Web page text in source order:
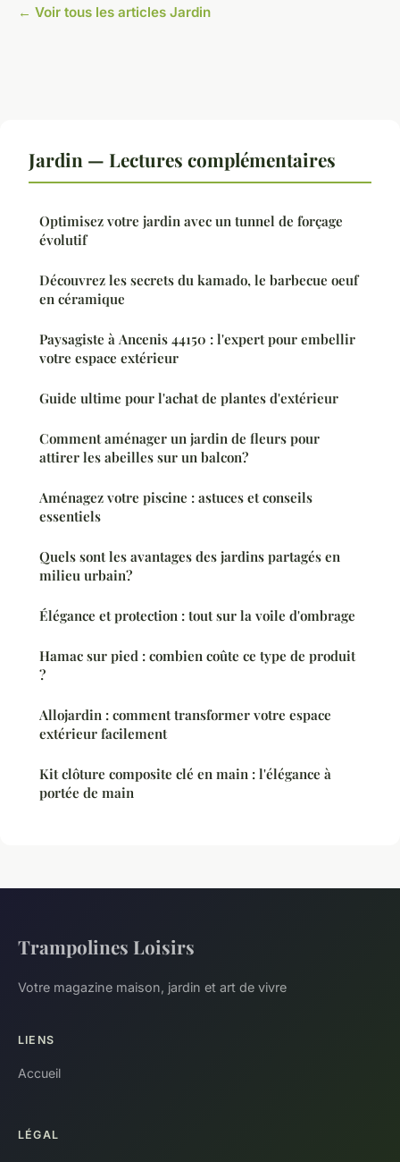
← Voir tous les articles Jardin
Jardin — Lectures complémentaires
Optimisez votre jardin avec un tunnel de forçage
évolutif
Découvrez les secrets du kamado, le barbecue oeuf
en céramique
Paysagiste à Ancenis 44150 : l'expert pour embellir
votre espace extérieur
Guide ultime pour l'achat de plantes d'extérieur
Comment aménager un jardin de fleurs pour
attirer les abeilles sur un balcon?
Aménagez votre piscine : astuces et conseils
essentiels
Quels sont les avantages des jardins partagés en
milieu urbain?
Élégance et protection : tout sur la voile d'ombrage
Hamac sur pied : combien coûte ce type de produit
?
Allojardin : comment transformer votre espace
extérieur facilement
Kit clôture composite clé en main : l'élégance à
portée de main
Trampolines Loisirs
Votre magazine maison, jardin et art de vivre
LIENS
Accueil
LÉGAL